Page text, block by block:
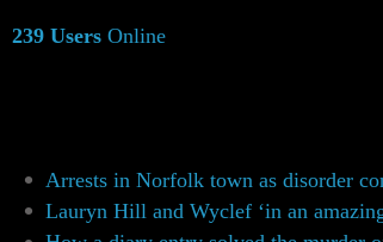
239 Users Online
Arrests in Norfolk town as disorder
Lauryn Hill and Wyclef ‘in an